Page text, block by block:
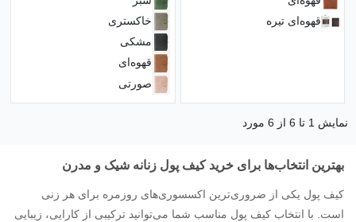
قهوه‌ای تیره
خاکستری
مشکی
قهوه‌ای
صورتی
نمایش 1 تا 6 از 6 مورد
بهترین انتخاب‌ها برای خرید کیف پول زنانه شیک و مدرن
کیف پول یکی از ضروری‌ترین اکسسوری‌های روزمره برای هر زنی
است. با انتخاب کیف پول مناسب شما می‌توانید ترکیبی از کارایی، زیبایی